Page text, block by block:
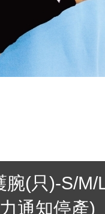
(只)-S/M/
通知停產)